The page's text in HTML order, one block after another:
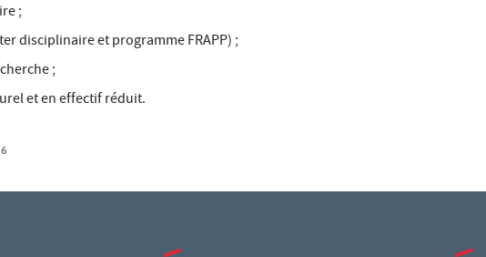
;
disciplinaire et programme FRAPP) ;
;
et en effectif réduit.